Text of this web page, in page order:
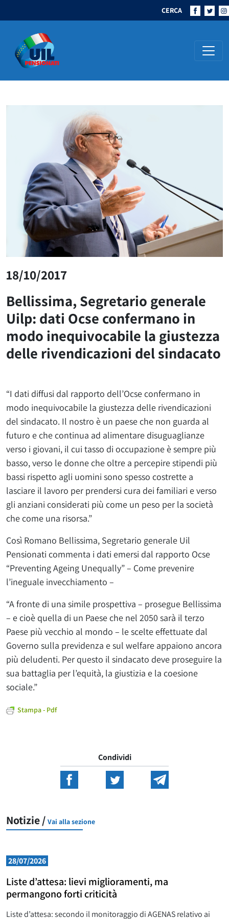
CERCA
Navigazione principale
18/10/2017
Bellissima, Segretario generale
Uilp: dati Ocse confermano in
modo inequivocabile la giustezza
delle rivendicazioni del sindacato
“I dati diffusi dal rapporto dell’Ocse confermano in
modo inequivocabile la giustezza delle rivendicazioni
del sindacato. Il nostro è un paese che non guarda al
futuro e che continua ad alimentare disuguaglianze
verso i giovani, il cui tasso di occupazione è sempre più
basso, verso le donne che oltre a percepire stipendi più
bassi rispetto agli uomini sono spesso costrette a
lasciare il lavoro per prendersi cura dei familiari e verso
gli anziani considerati più come un peso per la società
che come una risorsa.”
Così Romano Bellissima, Segretario generale Uil
Pensionati commenta i dati emersi dal rapporto Ocse
“Preventing Ageing Unequally” – Come prevenire
l’ineguale invecchiamento –
“A fronte di una simile prospettiva – prosegue Bellissima
– e cioè quella di un Paese che nel 2050 sarà il terzo
Paese più vecchio al mondo – le scelte effettuate dal
Governo sulla previdenza e sul welfare appaiono ancora
più deludenti. Per questo il sindacato deve proseguire la
sua battaglia per l’equità, la giustizia e la coesione
sociale.”
Stampa - Pdf
Condividi
Notizie / Vai alla sezione
28/07/2026
Liste d’attesa: lievi miglioramenti, ma
permangono forti criticità
Liste d’attesa: secondo il monitoraggio di AGENAS relativo ai